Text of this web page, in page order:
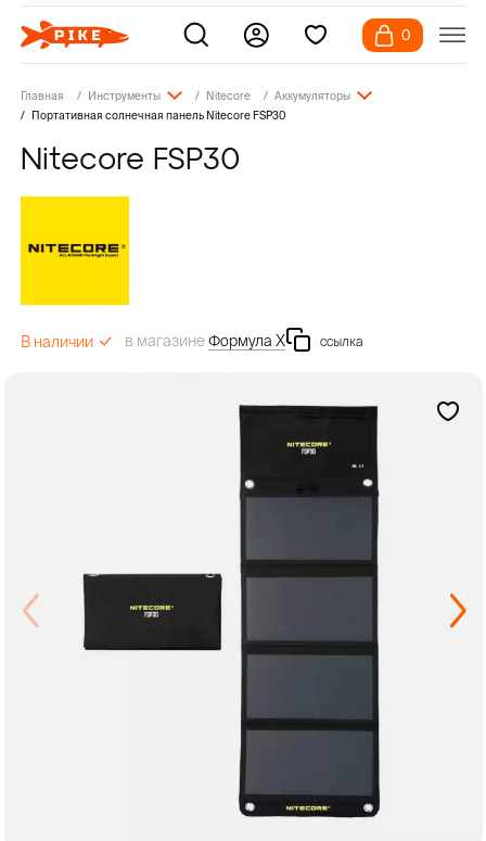
0
Главная Инструменты Nitecore
Аккумуляторы
Портативная солнечная панель Nitecore FSP30
Nitecore FSP30
В наличии в магазинеФормула Х ссылка